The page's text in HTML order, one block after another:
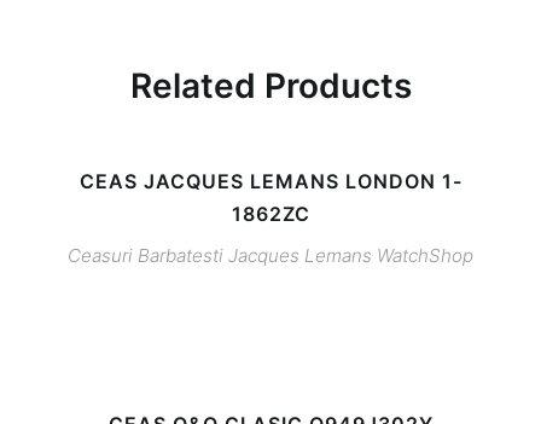
Related Products
CEAS JACQUES LEMANS LONDON 1-
1862ZC
Ceasuri Barbatesti Jacques Lemans WatchShop